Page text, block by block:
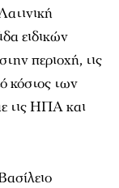
ειδικών
περιοχή, τις
κόστος των
τις ΗΠΑ και